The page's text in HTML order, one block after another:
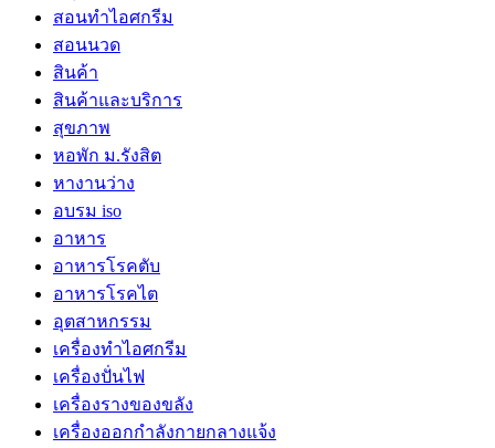
สอนทำไอศกรีม
สอนนวด
สินค้า
สินค้าและบริการ
สุขภาพ
หอพัก ม.รังสิต
หางานว่าง
อบรม iso
อาหาร
อาหารโรคตับ
อาหารโรคไต
อุตสาหกรรม
เครื่องทำไอศกรีม
เครื่องปั่นไฟ
เครื่องรางของขลัง
เครื่องออกกำลังกายกลางแจ้ง